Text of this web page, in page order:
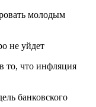
молодым
не уйдет
то, что инфляция
банковского